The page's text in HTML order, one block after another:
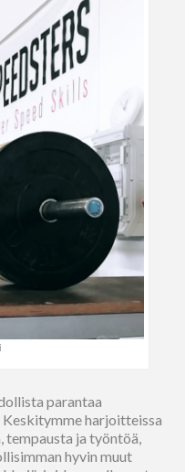
parantaa
harjoitteissa
ja työntöä,
hyvin muut